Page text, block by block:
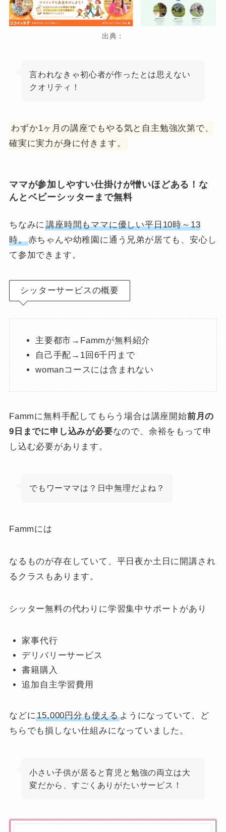
出典：
言われなきゃ初心者が作ったとは思えない
クオリティ！
わずか1ヶ月の講座でもやる気と自主勉強次第で、
確実に実力が身に付きます。
ママが参加しやすい仕掛けが憎いほどある！な
んとベビーシッターまで無料
ちなみに講座時間もママに優しい平日10時～13
時。赤ちゃんや幼稚園に通う兄弟が居ても、安心し
て参加できます。
シッターサービスの概要
主要都市→Fammが無料紹介
自己手配→1回6千円まで
womanコースには含まれない
Fammに無料手配してもらう場合は講座開始前月の
9日までに申し込みが必要なので、余裕をもって申
し込む必要があります。
でもワーママは？日中無理だよね？
Fammには
なるものが存在していて、平日夜か土日に開講され
るクラスもあります。
シッター無料の代わりに学習集中サポートがあり
家事代行
デリバリーサービス
書籍購入
追加自主学習費用
などに15,000円分も使える ようになっていて、ど
ちらでも損しない仕組みになっていました。
小さい子供が居ると育児と勉強の両立は大
変だから、すごくありがたいサービス！